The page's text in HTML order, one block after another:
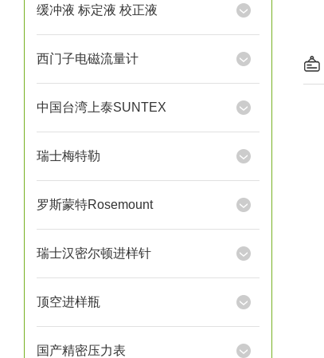
缓冲液 标定液 校正液
西门子电磁流量计
中国台湾上泰SUNTEX
瑞士梅特勒
罗斯蒙特Rosemount
瑞士汉密尔顿进样针
顶空进样瓶
国产精密压力表